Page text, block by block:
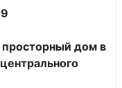
дом в